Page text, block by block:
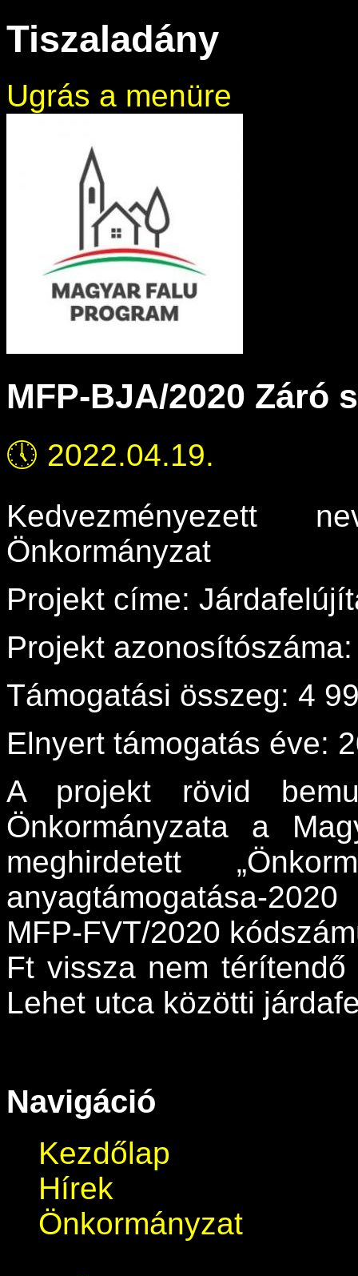
Tiszaladány
Ugrás a menüre
MFP-BJA/2020 Záró
🕔 2022.04.19.
Kedvezményezett
Önkormányzat
Projekt címe:
Projekt
Támogatási összeg: 4
Elnyert támogatás éve:
A projekt rövid
Önkormányzata a
meghirdetett
anyagtámogatása-
MFP-FVT/2020
Ft vissza nem
Lehet utca közötti
Navigáció
Kezdőlap
Hírek
Önkormányzat